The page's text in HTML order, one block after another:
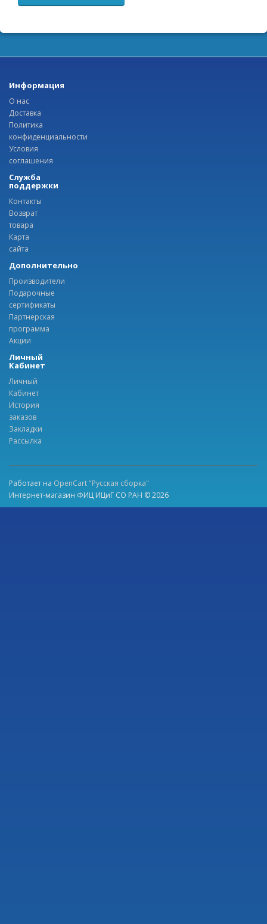
Информация
О нас
Доставка
Политика
конфиденциальности
Условия
соглашения
Служба
поддержки
Контакты
Возврат
товара
Карта
сайта
Дополнительно
Производители
Подарочные
сертификаты
Партнерская
программа
Акции
Личный
Кабинет
Личный
Кабинет
История
заказов
Закладки
Рассылка
Работает на OpenCart "Русская сборка"
Интернет-магазин ФИЦ ИЦиГ СО РАН © 2026